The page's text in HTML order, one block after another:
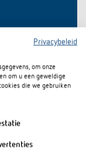
Privacybeleid
om onze
om u een geweldige
die we gebruiken